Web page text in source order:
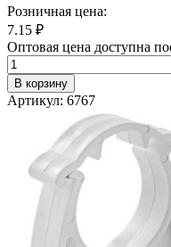
Розничная цена:
7.15 ₽
Оптовая цена доступна
В корзину
Артикул: 6767